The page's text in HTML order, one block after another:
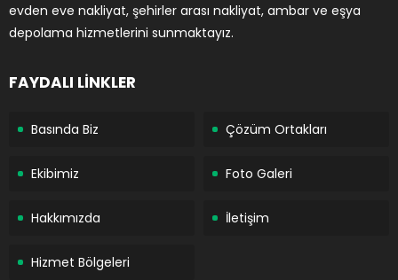
evden eve nakliyat, şehirler arası nakliyat, ambar ve eşya
depolama hizmetlerini sunmaktayız.
FAYDALI LİNKLER
Basında Biz Çözüm Ortakları
Ekibimiz Foto Galeri
Hakkımızda İletişim
Hizmet Bölgeleri